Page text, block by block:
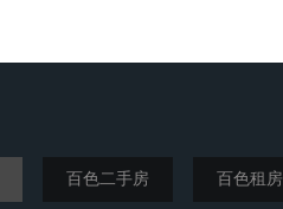
百色二手房 百色租房